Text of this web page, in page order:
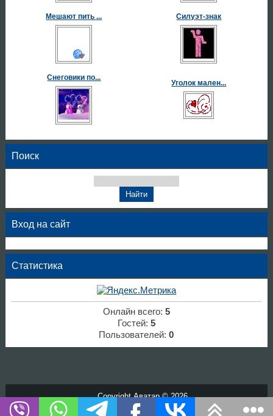
Мешают пить ... Силуэт-знак
Снеговики по...
Уголок мален...
Поиск
Вход на сайт
Статистика
Онлайн всего: 5
Гостей: 5
Пользователей:0
Copyright Аватар © 2026
Хостинг от
uCoz